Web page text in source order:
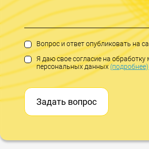
Вопрос и ответ опубликовать на
Я даю свое согласие на обработку
персональных данных(подробнее)
Задать вопрос